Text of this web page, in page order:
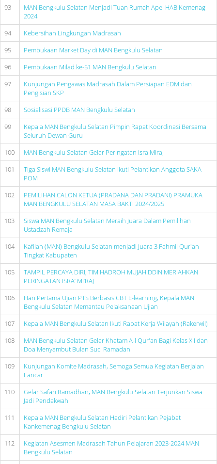
93
MAN Bengkulu Selatan Menjadi Tuan Rumah Apel HAB Kemenag
2024
94
Kebersihan Lingkungan Madrasah
95
Pembukaan Market Day di MAN Bengkulu Selatan
96
Pembukaan Milad ke-51 MAN Bengkulu Selatan
97
Kunjungan Pengawas Madrasah Dalam Persiapan EDM dan
Pengisian SKP
98
Sosialisasi PPDB MAN Bengkulu Selatan
99
Kepala MAN Bengkulu Selatan Pimpin Rapat Koordinasi Bersama
Seluruh Dewan Guru
100
MAN Bengkulu Selatan Gelar Peringatan Isra Miraj
101
Tiga Siswi MAN Bengkulu Selatan Ikuti Pelantikan Anggota SAKA
POM
102
PEMILIHAN CALON KETUA (PRADANA DAN PRADANI) PRAMUKA
MAN BENGKULU SELATAN MASA BAKTI 2024/2025
103
Siswa MAN Bengkulu Selatan Meraih Juara Dalam Pemilihan
Ustadzah Remaja
104
Kafilah (MAN) Bengkulu Selatan menjadi Juara 3 Fahmil Qur'an
Tingkat Kabupaten
105
TAMPIL PERCAYA DIRI, TIM HADROH MUJAHIDDIN MERIAHKAN
PERINGATAN ISRA’ MI’RAJ
106
Hari Pertama Ujian PTS Berbasis CBT E-learning, Kepala MAN
Bengkulu Selatan Memantau Pelaksanaan Ujian
107
Kepala MAN Bengkulu Selatan Ikuti Rapat Kerja Wilayah (Rakerwil)
108
MAN Bengkulu Selatan Gelar Khatam A-l Qur'an Bagi Kelas XII dan
Doa Menyambut Bulan Suci Ramadan
109
Kunjungan Komite Madrasah, Semoga Semua Kegiatan Berjalan
Lancar
110
Gelar Safari Ramadhan, MAN Bengkulu Selatan Terjunkan Siswa
Jadi Pendakwah
111
Kepala MAN Bengkulu Selatan Hadiri Pelantikan Pejabat
Kankemenag Bengkulu Selatan
112
Kegiatan Asesmen Madrasah Tahun Pelajaran 2023-2024 MAN
Bengkulu Selatan